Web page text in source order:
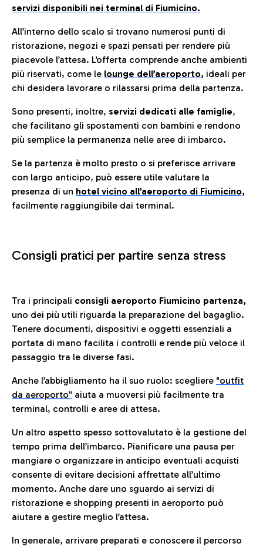
servizi disponibili nei terminal di Fiumicino.
All’interno dello scalo si trovano numerosi punti di
ristorazione, negozi e spazi pensati per rendere più
piacevole l’attesa. L’offerta comprende anche ambienti
più riservati, come le lounge dell’aeroporto, ideali per
chi desidera lavorare o rilassarsi prima della partenza.
Sono presenti, inoltre, servizi dedicati alle famiglie,
che facilitano gli spostamenti con bambini e rendono
più semplice la permanenza nelle aree di imbarco.
Se la partenza è molto presto o si preferisce arrivare
con largo anticipo, può essere utile valutare la
presenza di un hotel vicino all’aeroporto di Fiumicino,
facilmente raggiungibile dai terminal.
Consigli pratici per partire senza stress
Tra i principali consigli aeroporto Fiumicino partenza,
uno dei più utili riguarda la preparazione del bagaglio.
Tenere documenti, dispositivi e oggetti essenziali a
portata di mano facilita i controlli e rende più veloce il
passaggio tra le diverse fasi.
Anche l’abbigliamento ha il suo ruolo: scegliere "outfit
da aeroporto” aiuta a muoversi più facilmente tra
terminal, controlli e aree di attesa.
Un altro aspetto spesso sottovalutato è la gestione del
tempo prima dell’imbarco. Pianificare una pausa per
mangiare o organizzare in anticipo eventuali acquisti
consente di evitare decisioni affrettate all’ultimo
momento. Anche dare uno sguardo ai servizi di
ristorazione e shopping presenti in aeroporto può
aiutare a gestire meglio l’attesa.
In generale, arrivare preparati e conoscere il percorso